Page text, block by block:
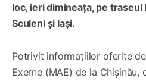
loc, ieri dimineața, pe
Sculeni și Iași.
Potrivit informațiilor oferite
Exerne (MAE) de la Chișinău,